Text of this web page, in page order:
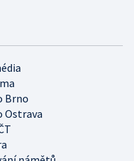
Brno
Ostrava